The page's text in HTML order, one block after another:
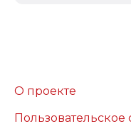
О проекте